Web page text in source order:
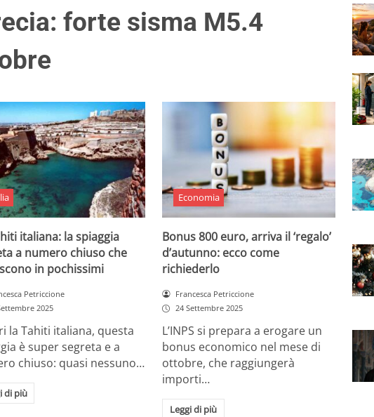
forte sisma M5.4
italiana: la spiaggia
a numero chiuso che
in pochissimi
Petriccione
2025
la Tahiti italiana, questa
è super segreta e a
chiuso: quasi nessuno…
di più
Economia
Bonus 800 euro, arriva il ‘regalo’
d’autunno: ecco come
richiederlo
Francesca Petriccione
24 Settembre 2025
L’INPS si prepara a erogare un
bonus economico nel mese di
ottobre, che raggiungerà
importi…
Leggi di più